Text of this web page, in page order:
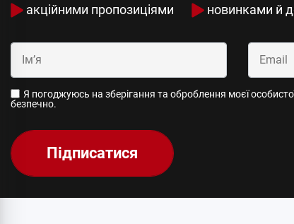
акційними пропозиціями новинками й
Я погоджуюсь на зберігання та оброблення моєї
Підписатися